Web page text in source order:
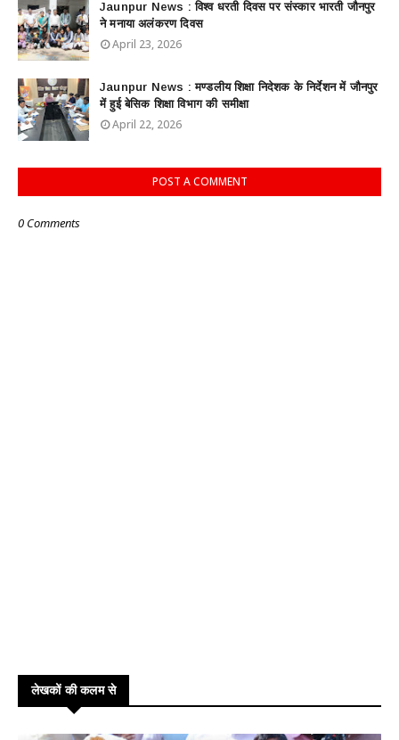
Jaunpur News : विश्व धरती दिवस पर संस्कार भारती जौनपुर
ने मनाया अलंकरण दिवस
April 23, 2026
Jaunpur News : ​मण्डलीय शिक्षा निदेशक के निर्देशन में जौनपुर
में हुई बेसिक शिक्षा विभाग की समीक्षा
April 22, 2026
POST A COMMENT
0 Comments
लेखकों की कलम से